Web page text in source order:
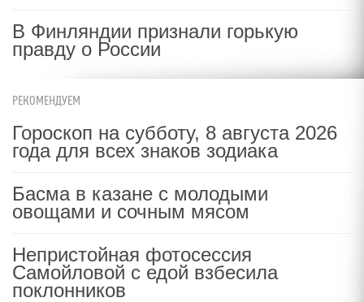
В Финляндии признали горькую
правду о России
РЕКОМЕНДУЕМ
Гороскоп на субботу, 8 августа 2026
года для всех знаков зодиака
Басма в казане с молодыми
овощами и сочным мясом
Непристойная фотосессия
Самойловой с едой взбесила
поклонников